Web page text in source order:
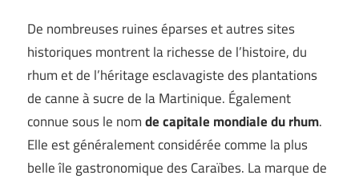
De nombreuses ruines éparses et autres sites
historiques montrent la richesse de l’histoire, du
rhum et de l’héritage esclavagiste des plantations
de canne à sucre de la Martinique. Également
connue sous le nomde capitale mondiale du rhum.
Elle est généralement considérée comme la plus
belle île gastronomique des Caraïbes. La marque de